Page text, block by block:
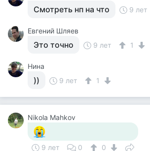
Смотреть нп на что 9 лет
Евгений Шляев
Это точно 9 лет 1
Нина
)) 9 лет 1
Nikola Mahkov
9 лет 0 0